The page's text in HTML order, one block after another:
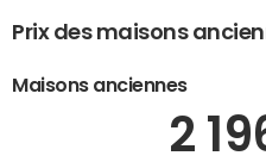
Prix des maisons
Maisons anciennes
2